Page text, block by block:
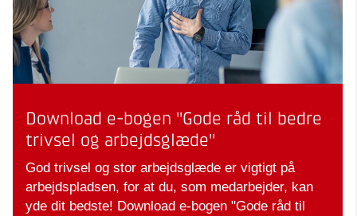
Download e-bogen "Gode råd til bedre
trivsel og arbejdsglæde"
God trivsel og stor arbejdsglæde er vigtigt på
arbejdspladsen, for at du, som medarbejder, kan
yde dit bedste! Download e-bogen "Gode råd til